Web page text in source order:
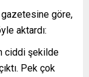
gazetesine göre,
aktardı:
ciddi şekilde
Pek çok